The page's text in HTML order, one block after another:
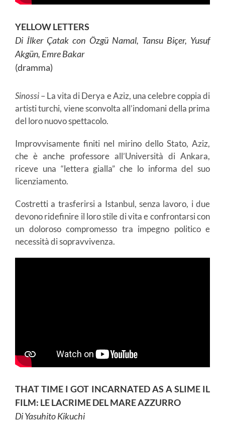
YELLOW LETTERS
Di İlker Çatak con Özgü Namal, Tansu Biçer, Yusuf
Akgün, Emre Bakar
(dramma)
Sinossi– La vita di Derya e Aziz, una celebre coppia di
artisti turchi, viene sconvolta all’indomani della prima
del loro nuovo spettacolo.
Improvvisamente finiti nel mirino dello Stato, Aziz,
che è anche professore all’Università di Ankara,
riceve una “lettera gialla” che lo informa del suo
licenziamento.
Costretti a trasferirsi a Istanbul, senza lavoro, i due
devono ridefinire il loro stile di vita e confrontarsi con
un doloroso compromesso tra impegno politico e
necessità di sopravvivenza.
THAT TIME I GOT INCARNATED AS A SLIME IL
FILM: LE LACRIME DEL MARE AZZURRO
Di Yasuhito Kikuchi